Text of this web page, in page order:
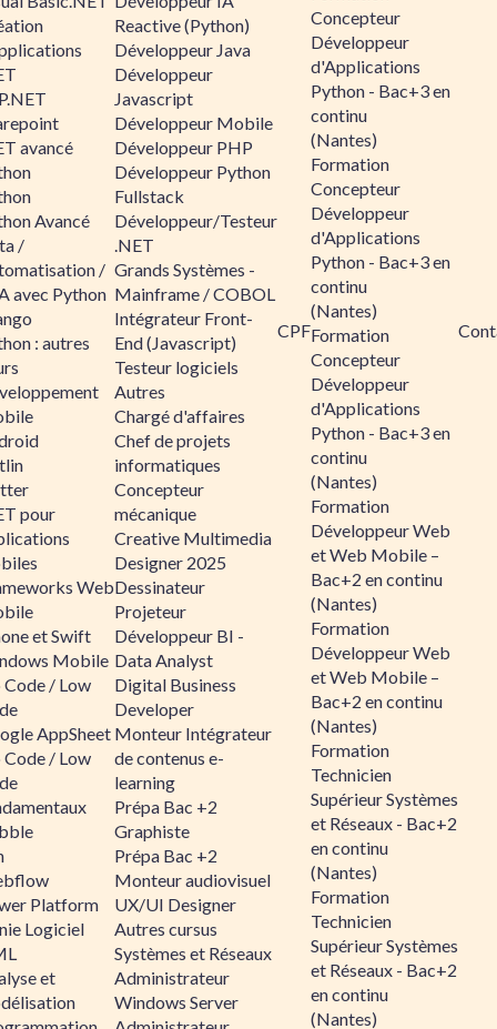
avancé
Avancé
/
/
avec Python
: autres
pour
Web
et Swift
Mobile
/ Low
AppSheet
/ Low
Platform
Logiciel
et
Reactive (Python)
Développeur Java
Développeur
Javascript
Développeur Mobile
Développeur PHP
Développeur Python
Fullstack
Développeur/Testeur
.NET
Grands Systèmes -
Mainframe / COBOL
Intégrateur Front-
End (Javascript)
Testeur logiciels
Autres
Chargé d'affaires
Chef de projets
informatiques
Concepteur
mécanique
Creative Multimedia
Designer 2025
Dessinateur
Projeteur
Développeur BI -
Data Analyst
Digital Business
Developer
Monteur Intégrateur
de contenus e-
learning
Prépa Bac +2
Graphiste
Prépa Bac +2
Monteur audiovisuel
UX/UI Designer
Autres cursus
Systèmes et Réseaux
Administrateur
Windows Server
CPF
Concepteur
Développeur
d'Applications
Python - Bac+3 en
continu
(Nantes)
Formation
Concepteur
Développeur
d'Applications
Python - Bac+3 en
continu
(Nantes)
Formation
Concepteur
Développeur
d'Applications
Python - Bac+3 en
continu
(Nantes)
Formation
Développeur Web
et Web Mobile –
Bac+2 en continu
(Nantes)
Formation
Développeur Web
et Web Mobile –
Bac+2 en continu
(Nantes)
Formation
Technicien
Supérieur Systèmes
et Réseaux - Bac+2
en continu
(Nantes)
Formation
Technicien
Supérieur Systèmes
et Réseaux - Bac+2
en continu
(Nantes)